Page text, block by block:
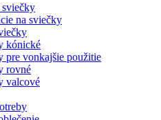
na sviečky
kónické
pre vonkajšie použitie
rovné
valcové